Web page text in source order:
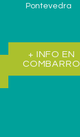
Pontevedra
+ INFO EN
COMBARRO